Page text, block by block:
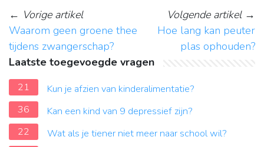
← Vorige artikel
Waarom geen groene thee
tijdens zwangerschap?
Volgende artikel→
Hoe lang kan peuter
plas ophouden?
Laatste toegevoegde vragen
21
Kun je afzien van kinderalimentatie?
36
Kan een kind van 9 depressief zijn?
22
Wat als je tiener niet meer naar school wil?